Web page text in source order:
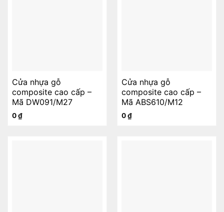
Cửa nhựa gỗ
composite cao cấp –
Mã DW091/M27
0₫
Cửa nhựa gỗ
composite cao cấp –
Mã ABS610/M12
0₫